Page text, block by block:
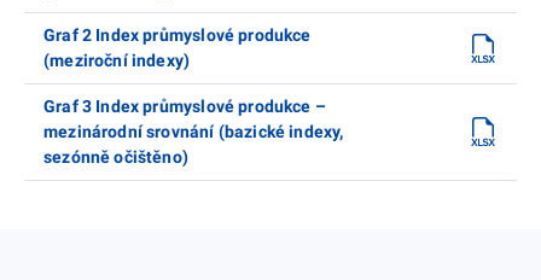
Graf 2 Index průmyslové produkce
(meziroční indexy)
Graf 3 Index průmyslové produkce –
mezinárodní srovnání (bazické indexy,
sezónně očištěno)